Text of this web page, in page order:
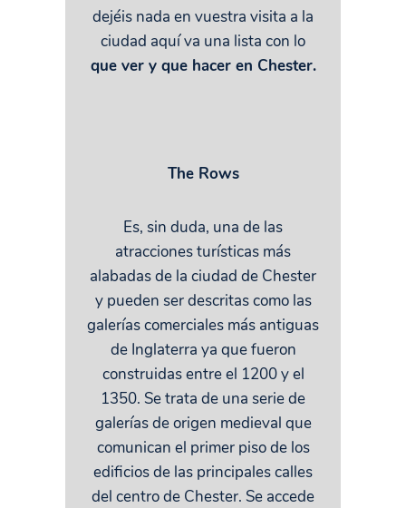
dejéis nada en vuestra visita a la
ciudad aquí va una lista con lo
que ver y que hacer en Chester.
The Rows
Es, sin duda, una de las
atracciones turísticas más
alabadas de la ciudad de Chester
y pueden ser descritas como las
galerías comerciales más antiguas
de Inglaterra ya que fueron
construidas entre el 1200 y el
1350. Se trata de una serie de
galerías de origen medieval que
comunican el primer piso de los
edificios de las principales calles
del centro de Chester. Se accede